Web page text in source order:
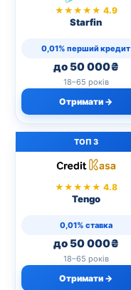
★★★★★ 4.9
Starfin
0,01% перший кредит
до 50 000₴
18–65 років
Отримати →
ТОП 3
★★★★★ 4.8
Tengo
0,01% ставка
до 50 000₴
18–65 років
Отримати →